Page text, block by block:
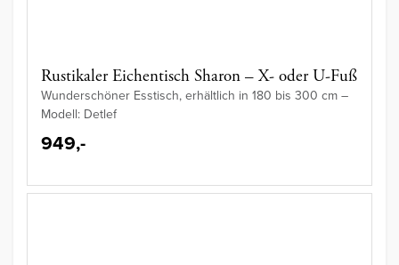
Rustikaler Eichentisch Sharon – X- oder U-Fuß
Wunderschöner Esstisch, erhältlich in 180 bis 300 cm –
Modell: Detlef
949,-